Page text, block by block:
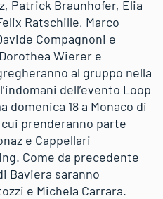
Patrick Braunhofer, Elia
Ratschille, Marco
Compagnoni e
Wierer e
al gruppo nella
dell’evento Loop
domenica 18 a Monaco di
prenderanno parte
e Cappellari
Come da precedente
Baviera saranno
e Michela Carrara.